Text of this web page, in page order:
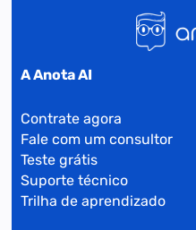
A Anota AI
Contrate agora
Fale com um consultor
Teste grátis
Suporte técnico
Trilha de aprendizado